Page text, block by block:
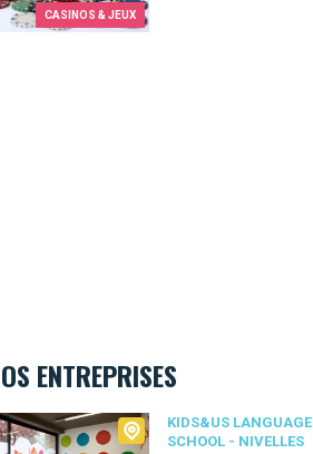
CASINOS & JEUX
ENTREPRISES
KIDS&US LANGUAGE
SCHOOL - NIVELLES
language school - Nivelles